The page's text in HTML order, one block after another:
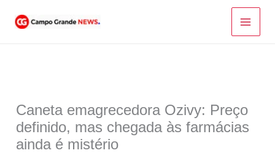
para
Caneta emagrecedora Ozivy: Preço
definido, mas chegada às farmácias
ainda é mistério